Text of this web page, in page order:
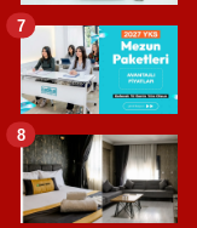
7
8